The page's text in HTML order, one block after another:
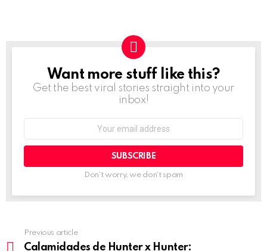
NEWSLETTER
Want more stuff like this?
Get the best viral stories straight into your
inbox!
Don't worry, we don't spam
more
Previous article
Calamidades de Hunter x Hunter: